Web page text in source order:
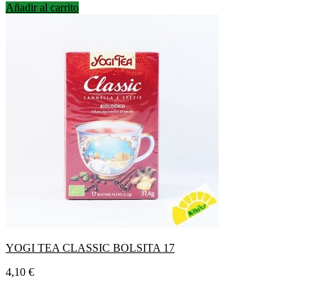
Añadir al carrito
YOGI TEA CLASSIC BOLSITA 17
Precio
4,10 €